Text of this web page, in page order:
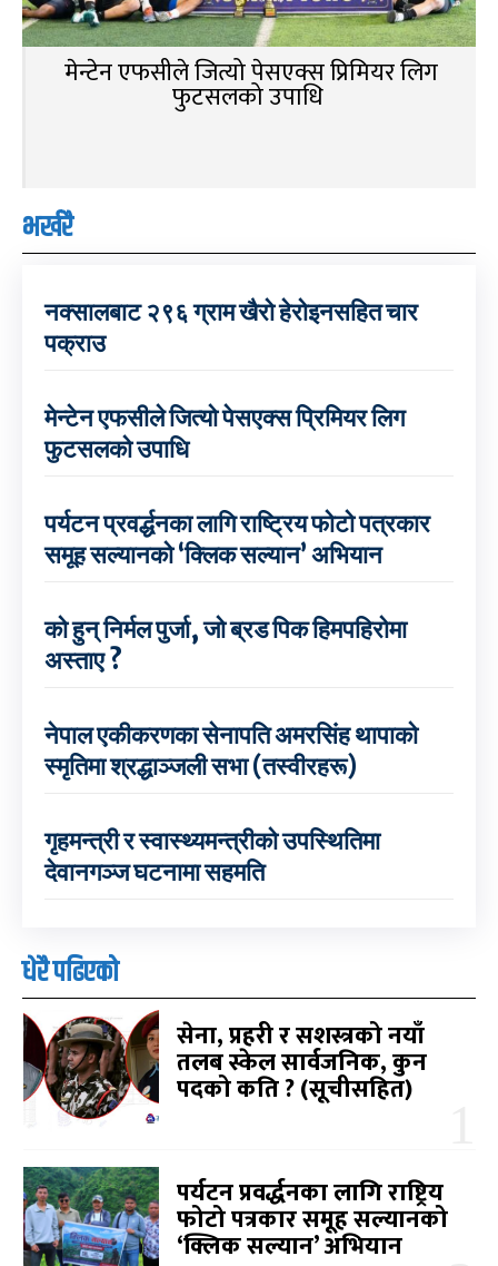
मेन्टेन एफसीले जित्यो पेसएक्स प्रिमियर लिग
फुटसलको उपाधि
भर्खरै
नक्सालबाट २९६ ग्राम खैरो हेरोइनसहित चार
पक्राउ
मेन्टेन एफसीले जित्यो पेसएक्स प्रिमियर लिग
फुटसलको उपाधि
पर्यटन प्रवर्द्धनका लागि राष्ट्रिय फोटो पत्रकार
समूह सल्यानको ‘क्लिक सल्यान’ अभियान
को हुन् निर्मल पुर्जा, जो ब्रड पिक हिमपहिरोमा
अस्ताए ?
नेपाल एकीकरणका सेनापति अमरसिंह थापाको
स्मृतिमा श्रद्धाञ्जली सभा (तस्वीरहरू)
गृहमन्त्री र स्वास्थ्यमन्त्रीको उपस्थितिमा
देवानगञ्ज घटनामा सहमति
धेरै पढिएको
सेना, प्रहरी र सशस्त्रको नयाँ
तलब स्केल सार्वजनिक, कुन
पदको कति ? (सूचीसहित)
पर्यटन प्रवर्द्धनका लागि राष्ट्रिय
फोटो पत्रकार समूह सल्यानको
‘क्लिक सल्यान’ अभियान